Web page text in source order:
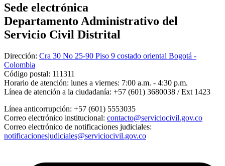
Sede electrónica
Departamento Administrativo del
Servicio Civil Distrital
Dirección: Cra 30 No 25-90 Piso 9 costado oriental Bogotá -
Colombia
Código postal: 111311
Horario de atención: lunes a viernes: 7:00 a.m. - 4:30 p.m.
Línea de atención a la ciudadanía: +57 (601) 3680038 / Ext 1423
Línea anticorrupción: +57 (601) 5553035
Correo electrónico institucional: contacto@serviciocivil.gov.co
Correo electrónico de notificaciones judiciales:
notificacionesjudiciales@serviciocivil.gov.co